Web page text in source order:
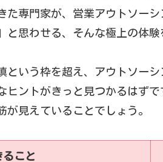
専門家が、営業アウトソー
思わせる、そんな極上の体
という枠を超え、アウトソー
ヒントがきっと見つかるはず
見えていることでしょう。
ること